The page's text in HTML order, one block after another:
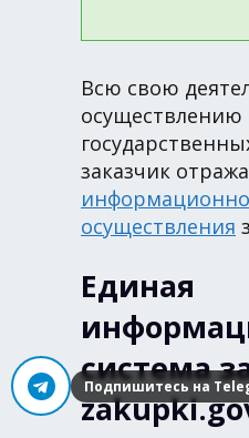
Подпишитесь на
Всю свою
осуществлению
заказчик
осуществления
Единая
система